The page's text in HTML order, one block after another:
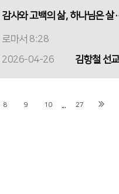
감사와 고백의
로마서 8:28
2026-04-26
김항철 선
8 9 10 ... 27